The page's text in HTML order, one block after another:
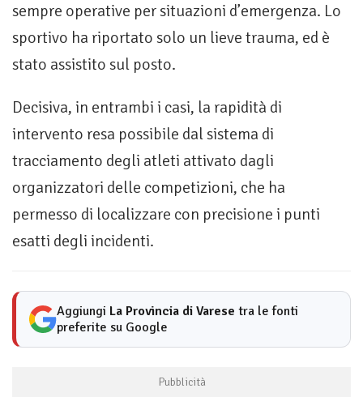
sempre operative per situazioni d’emergenza. Lo
sportivo ha riportato solo un lieve trauma, ed è
stato assistito sul posto.
Decisiva, in entrambi i casi, la rapidità di
intervento resa possibile dal sistema di
tracciamento degli atleti attivato dagli
organizzatori delle competizioni, che ha
permesso di localizzare con precisione i punti
esatti degli incidenti.
Aggiungi La Provincia di Varese tra le fonti
preferite su Google